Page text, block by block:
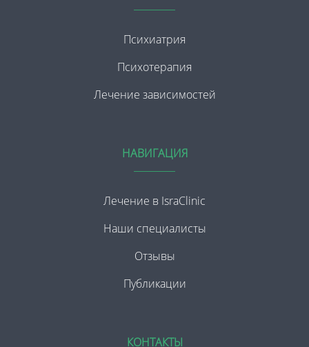
Психиатрия
Психотерапия
Лечение зависимостей
НАВИГАЦИЯ
Лечение в IsraClinic
Наши специалисты
Отзывы
Публикации
КОНТАКТЫ